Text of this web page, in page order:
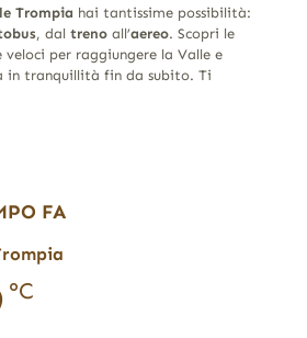
Trompia hai tantissime possibilità:
, dal trenoall’aereo. Scopri le
veloci per raggiungere la Valle e
in tranquillità fin da subito. Ti
FA
°C